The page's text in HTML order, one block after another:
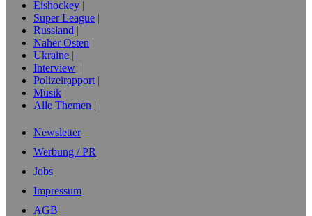
Eishockey
Super League
Russland
Naher Osten
Ukraine
Interview
Polizeirapport
Musik
Alle Themen
Newsletter
Werbung / PR
Jobs
Impressum
AGB